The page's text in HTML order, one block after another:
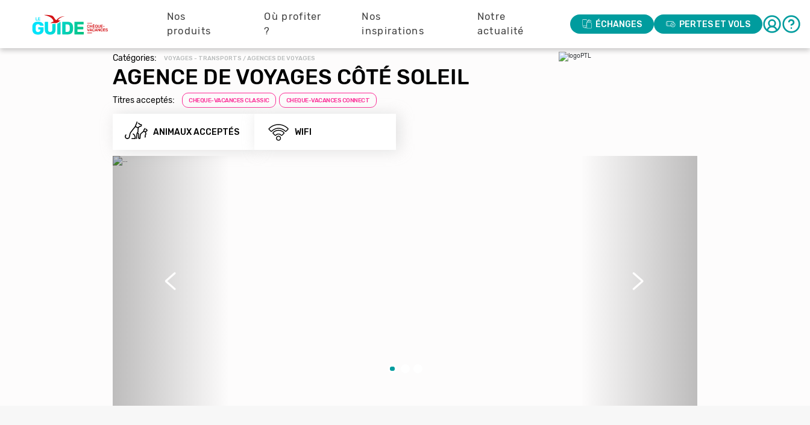
principale
Nos
produits
Où profiter
?
Nos
inspirations
Notre
actualité
ÉCHANGES PERTES ET VOLS
Catégories: VOYAGES - TRANSPORTS / AGENCES DE VOYAGES
AGENCE DE VOYAGES CÔTÉ SOLEIL
Titres acceptés: CHEQUE-VACANCES CLASSIC CHEQUE-VACANCES CONNECT
ANIMAUX ACCEPTÉS WIFI
Précédent Suivant